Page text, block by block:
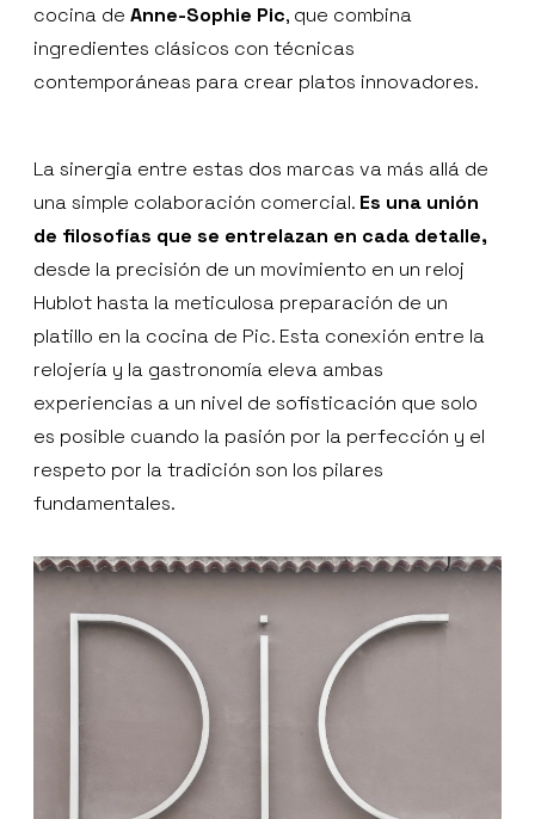
cocina de Anne-Sophie Pic, que combina
ingredientes clásicos con técnicas
contemporáneas para crear platos innovadores.
La sinergia entre estas dos marcas va más allá de
una simple colaboración comercial. Es una unión
de filosofías que se entrelazan en cada detalle,
desde la precisión de un movimiento en un reloj
Hublot hasta la meticulosa preparación de un
platillo en la cocina de Pic. Esta conexión entre la
relojería y la gastronomía eleva ambas
experiencias a un nivel de sofisticación que solo
es posible cuando la pasión por la perfección y el
respeto por la tradición son los pilares
fundamentales.